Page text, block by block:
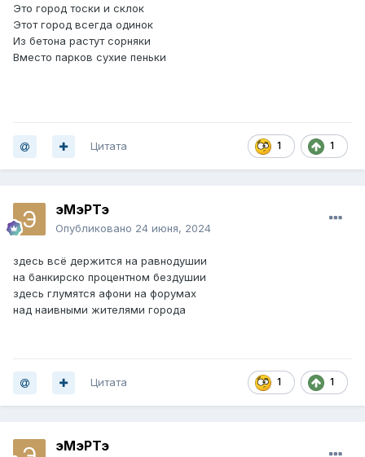
Это город тоски и склок
Этот город всегда одинок
Из бетона растут сорняки
Вместо парков сухие пеньки
1 1
Цитата
эМэРТэ
Опубликовано 24 июня, 2024
здесь всё держится на равнодушии
на банкирско процентном бездушии
здесь глумятся афони на форумах
над наивными жителями города
1 1
Цитата
эМэРТэ